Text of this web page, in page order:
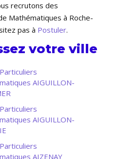
recrutons des
Mathématiques à Roche-
pas à Postuler.
votre ville
AIGUILLON-
AIGUILLON-
AIZENAY